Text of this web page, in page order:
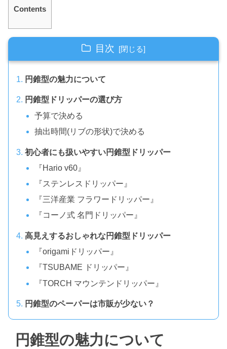
Contents
目次
円錐型の魅力について
円錐型ドリッパーの選び方
予算で決める
抽出時間(リブの形状)で決める
初心者にも扱いやすい円錐型ドリッパー
『Hario v60』
『ステンレスドリッパー』
『三洋産業 フラワードリッパー』
『コーノ式 名門ドリッパー』
高見えするおしゃれな円錐型ドリッパー
『origamiドリッパー』
『TSUBAME ドリッパー』
『TORCH マウンテンドリッパー』
円錐型のペーパーは市販が少ない？
円錐型の魅力について